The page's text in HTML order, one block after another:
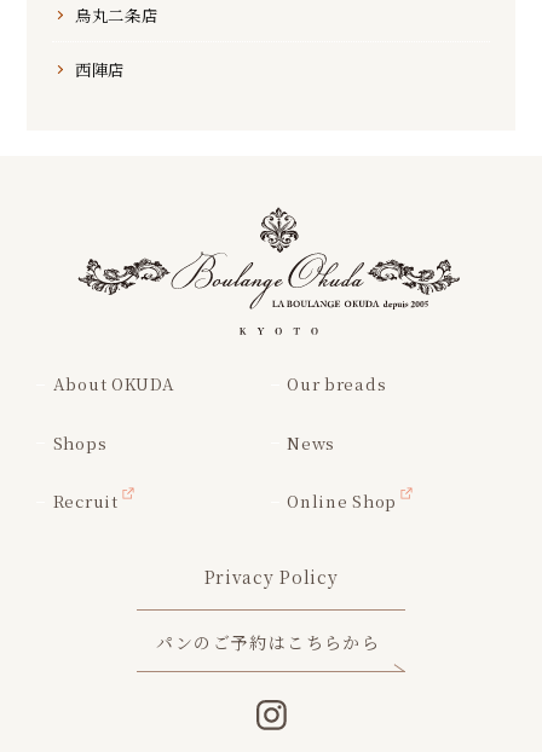
烏丸二条店
西陣店
About OKUDA Our breads
Shops News
Recruit Online Shop
Privacy Policy
パンのご予約はこちらから